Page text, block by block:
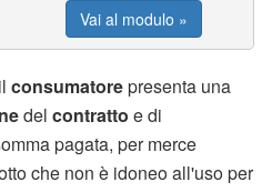
Vai al modulo »
consumatorepresenta una
delcontratto e di
pagata, per merce
che non è idoneo all'uso per